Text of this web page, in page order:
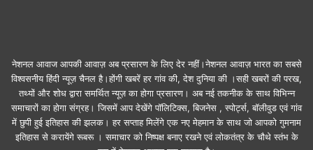
नेशनल आवाज आपकी आवाज़ अब प्रसारण के लिए देर नहीं।नेशनल आवाज़ भारत का सबसे
विश्वसनीय हिंदी न्यूज़ चैनल है।होंगी खबरें हर गांव की, देश दुनिया की ।सही खबरों की परख,
तथ्यों और शोध द्वारा समर्थित न्यूज़ का होगा प्रसारण। अब नई तकनीक के साथ विभिन्न
समाचारों का होगा संग्रह। जिसमें आप देखेंगे पॉलिटिक्स, बिजनेस , स्पोर्ट्स, बॉलीवुड एवं गांव
में छुपी हुई इतिहास की झलक। हर सप्ताह मिलेंगे एक नए मेहमान के साथ जो आपको गुमनाम
इतिहास से करायेंगे रूबरू । समाचार को निष्पक्ष बनाए रखने एवं लोकतंत्र के चौथे स्तंभ के